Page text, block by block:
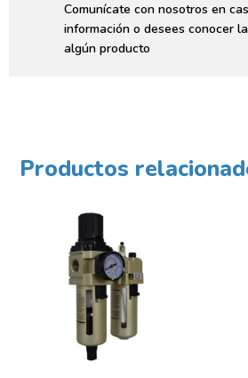
Comunícate con nosotros en
información o desees conocer
algún producto
Productos